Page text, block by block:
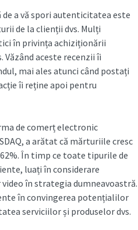
a vă spori autenticitatea este
de la clienții dvs. Mulți
în privința achiziționării
Văzând aceste recenzii îi
mai ales atunci când postați
îi reține apoi pentru
de comerț electronic
a arătat că mărturiile cresc
În timp ce toate tipurile de
luați în considerare
în strategia dumneavoastră.
în convingerea potențialilor
serviciilor și produselor dvs.